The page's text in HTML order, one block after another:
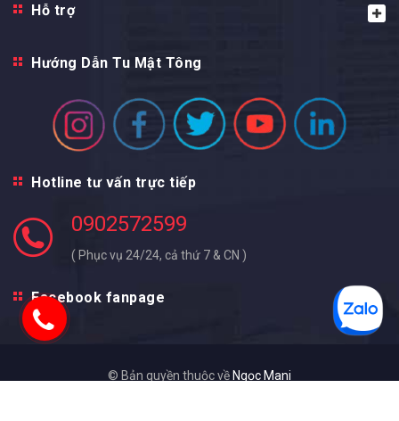
Hỗ trợ
Hướng Dẫn Tu Mật Tông
Hotline tư vấn trực tiếp
0902572599
( Phục vụ 24/24, cả thứ 7 & CN )
Facebook fanpage
© Bản quyền thuộc về Ngọc Mani